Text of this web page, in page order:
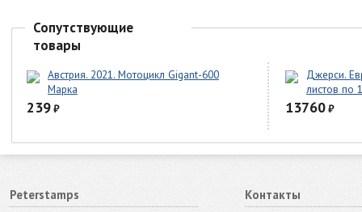
Сопутствующие
товары
Австрия. 2021. Мотоцикл Gigant-600
Марка
239₽
Джерси.
листов по
13760₽
Peterstamps Контакты